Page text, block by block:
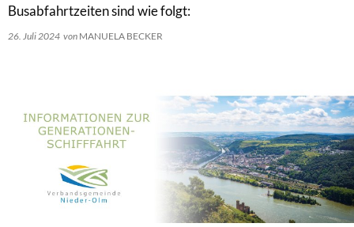
Busabfahrtzeiten sind wie folgt:
26. Juli 2024 von MANUELA BECKER